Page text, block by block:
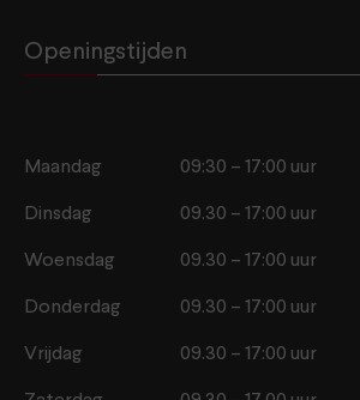
Openingstijden
Maandag 09:30 – 17:00 uur
Dinsdag 09.30 – 17:00 uur
Woensdag 09.30 – 17:00 uur
Donderdag 09.30 – 17:00 uur
Vrijdag 09.30 – 17:00 uur